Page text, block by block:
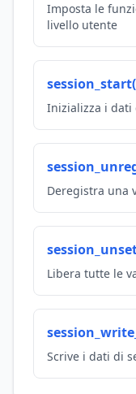
Imposta le
livello utente
Inizializza i dati
Deregistra una
Libera tutte le
Scrive i dati di